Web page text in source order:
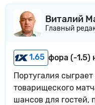
Виталий
Главный
1.65 фора (-1.5)
Португалия
товарищеского
шансов для гостей,